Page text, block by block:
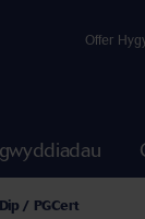
Offer
/ PGCert